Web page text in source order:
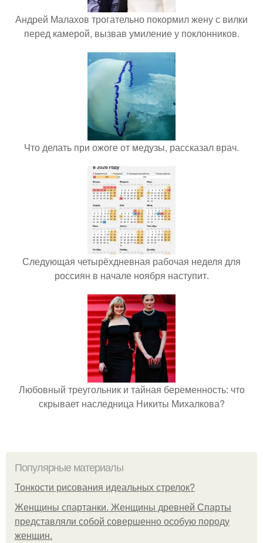
Андрей Малахов трогательно покормил жену с вилки
перед камерой, вызвав умиление у поклонников.
Что делать при ожоге от медузы, рассказал врач.
Следующая четырёхдневная рабочая неделя для
россиян в начале ноября наступит.
Любовный треугольник и тайная беременность: что
скрывает наследница Никиты Михалкова?
Популярные материалы
Тонкости рисования идеальных стрелок?
Женщины спартанки. Женщины древней Спарты
представляли собой совершенно особую породу
женщин.